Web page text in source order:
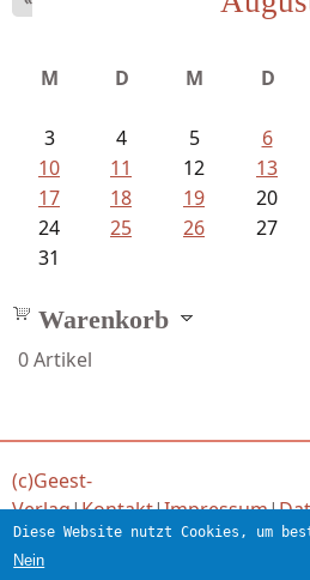
M D M D
3
4 5 6
10
11 12 13
17
18 19 20
24
25 26 27
31
Warenkorb
0Artikel
(c)Geest-
Verlag|Kontakt|Impressum|
Diese Website nutzt Cookies, um
Nein